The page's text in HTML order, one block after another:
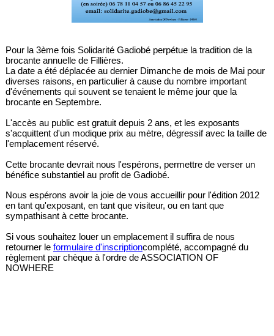
Pour la 3ème fois Solidarité Gadiobé perpétue la tradition de la
brocante annuelle de Fillières.
La date a été déplacée au dernier Dimanche de mois de Mai pour
diverses raisons, en particulier à cause du nombre important
d'événements qui souvent se tenaient le même jour que la
brocante en Septembre.
L'accès au public est gratuit depuis 2 ans, et les exposants
s'acquittent d'un modique prix au mètre, dégressif avec la taille de
l'emplacement réservé.
Cette brocante devrait nous l'espérons, permettre de verser un
bénéfice substantiel au profit de Gadiobé.
Nous espérons avoir la joie de vous accueillir pour l'édition 2012
en tant qu'exposant, en tant que visiteur, ou en tant que
sympathisant à cette brocante.
Si vous souhaitez louer un emplacement il suffira de nous
retourner le formulaire d'inscriptioncomplété, accompagné du
règlement par chèque à l'ordre de ASSOCIATION OF
NOWHERE